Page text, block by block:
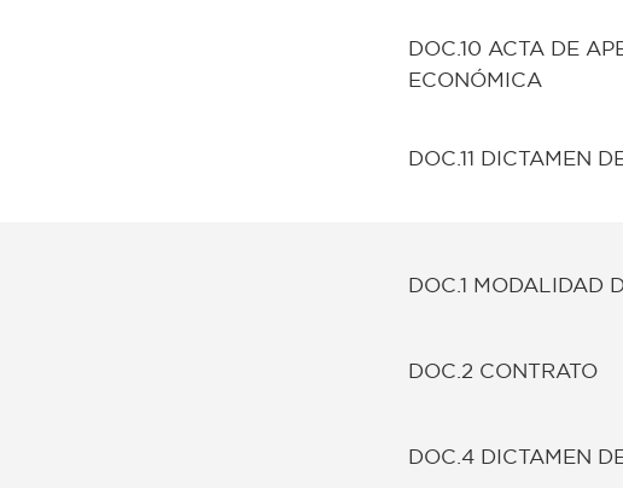
DOC.10 ACTA DE
ECONÓMICA
DOC.11 DICTAMEN
DOC.1 MODALIDAD
DOC.2 CONTRATO
DOC.4 DICTAMEN